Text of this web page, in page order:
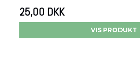
25,00 DKK
VIS PRODUKT